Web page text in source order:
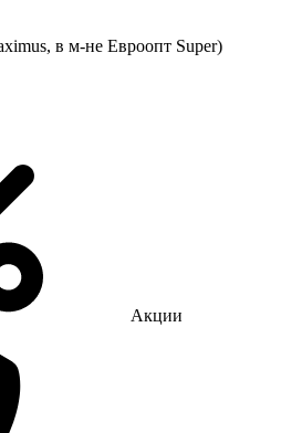
в м-не Евроопт Super)
Акции